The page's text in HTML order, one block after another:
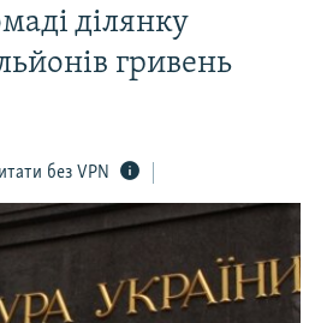
ділянку
гривень
без VPN